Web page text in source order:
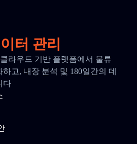
터 관리
라우드 기반 플랫폼에서 물류
고, 내장 분석 및 180일간의 데
다